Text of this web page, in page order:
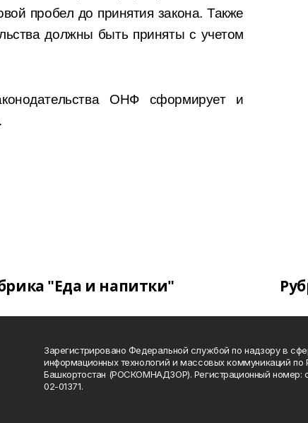
пробел до принятия закона. Также
должны быть приняты с учетом
ОНФ сформирует и
"Еда и напитки"
Зарегистрировано Федеральной службой по надзору в
информационных технологий и массовых коммуникаций по
Башкортостан (РОСКОМНАДЗОР). Регистрационный
02-01371.